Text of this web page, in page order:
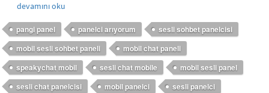
devamını oku
pangi panel panelci arıyorum
sesli sohbet panelcisi
mobil sesli sohbet paneli
mobil chat paneli
speakychat mobil
sesli chat mobile
mobil sesli panel
sesli chat panelcisi
mobil panelci
sesli panelci